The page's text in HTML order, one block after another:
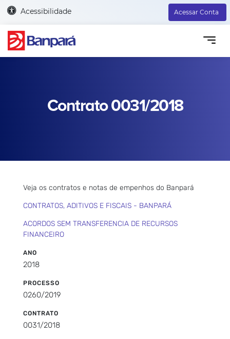
Acessibilidade Acessar Conta
Contrato 0031/2018
Veja os contratos e notas de empenhos do Banpará
CONTRATOS, ADITIVOS E FISCAIS - BANPARÁ
ACORDOS SEM TRANSFERENCIA DE RECURSOS
FINANCEIRO
ANO
2018
PROCESSO
0260/2019
CONTRATO
0031/2018